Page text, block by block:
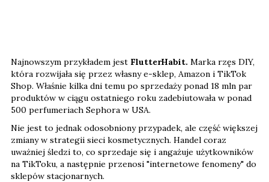
Najnowszym przykładem jest FlutterHabit. Marka rzęs DIY,
która rozwijała się przez własny e-sklep, Amazon i TikTok
Shop. Właśnie kilka dni temu po sprzedaży ponad 18 mln par
produktów w ciągu ostatniego roku zadebiutowała w ponad
500 perfumeriach Sephora w USA.
Nie jest to jednak odosobniony przypadek, ale część większej
zmiany w strategii sieci kosmetycznych. Handel coraz
uważniej śledzi to, co sprzedaje się i angażuje użytkowników
na TikToku, a następnie przenosi "internetowe fenomeny" do
sklepów stacjonarnych.